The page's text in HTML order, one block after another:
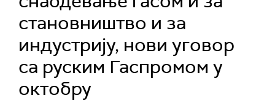
становништво и за
индустрију, нови уговор
са руским Гаспромом у
октобру